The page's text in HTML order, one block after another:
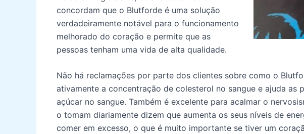
concordam que o Blutforde é uma solução
verdadeiramente notável para o funcionamento
melhorado do coração e permite que as
pessoas tenham uma vida de alta qualidade.
Não há reclamações por parte dos clientes sobre como o
ativamente a concentração de colesterol no sangue e ajuda as
açúcar no sangue. Também é excelente para acalmar o
o tomam diariamente dizem que aumenta os seus níveis de
comer em excesso, o que é muito importante se tiver um